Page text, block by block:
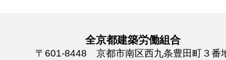
全京都建築労働組合
〒601-8448 京都市南区西九条豊田町３番